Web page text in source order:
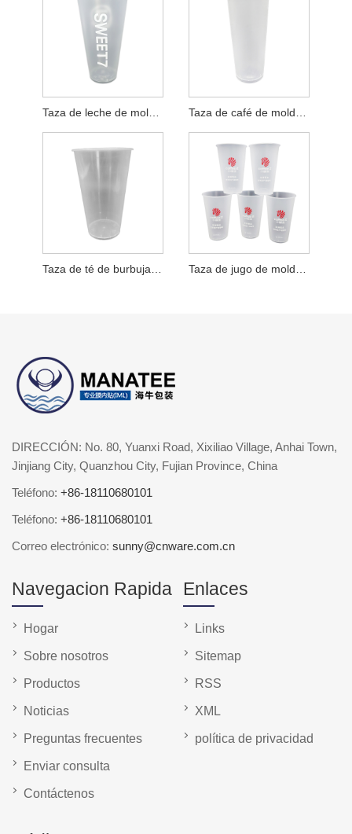
Taza de leche de moldeo por inyección de plástico PP Taza de café de moldeo por inyección de plástico PP
Taza de té de burbujas de moldeo por inyección de plástico PP Taza de jugo de moldeo por inyección de plástico PP
DIRECCIÓN: No. 80, Yuanxi Road, Xixiliao Village, Anhai Town,
Jinjiang City, Quanzhou City, Fujian Province, China
Teléfono: +86-18110680101
Teléfono: +86-18110680101
Correo electrónico: sunny@cnware.com.cn
Navegacion Rapida
Hogar
Sobre nosotros
Productos
Noticias
Preguntas frecuentes
Enviar consulta
Contáctenos
Enlaces
Links
Sitemap
RSS
XML
política de privacidad